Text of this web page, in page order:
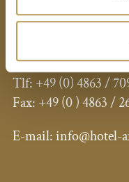
Hotel Ambassador
25826 St. Peter-
Tlf: +49 (0) 4863 /
Fax: +49 (0) 4863 /
E-mail:info@hotel-